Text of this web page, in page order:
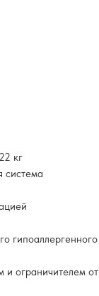
кг
система
гипоаллергенного
ограничителем от